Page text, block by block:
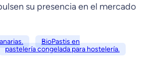
su presencia en el mercado
BioPastis en
pastelería congelada para hostelería.